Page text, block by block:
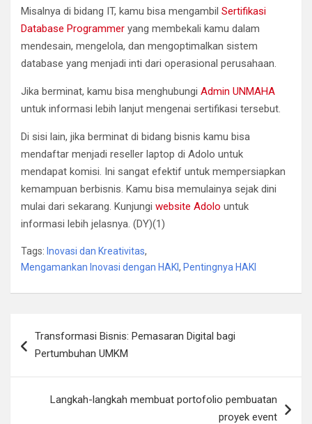
Misalnya di bidang IT, kamu bisa mengambil Sertifikasi
Database Programmer yang membekali kamu dalam
mendesain, mengelola, dan mengoptimalkan sistem
database yang menjadi inti dari operasional perusahaan.
Jika berminat, kamu bisa menghubungi Admin UNMAHA
untuk informasi lebih lanjut mengenai sertifikasi tersebut.
Di sisi lain, jika berminat di bidang bisnis kamu bisa
mendaftar menjadi reseller laptop di Adolo untuk
mendapat komisi. Ini sangat efektif untuk mempersiapkan
kemampuan berbisnis. Kamu bisa memulainya sejak dini
mulai dari sekarang. Kunjungi website Adolo untuk
informasi lebih jelasnya. (DY)(1)
Tags: Inovasi dan Kreativitas,
Mengamankan Inovasi dengan HAKI, Pentingnya HAKI
posTransformasi Bisnis: Pemasaran Digital bagi
Pertumbuhan UMKM
Langkah-langkah membuat portofolio pembuatan
proyek event